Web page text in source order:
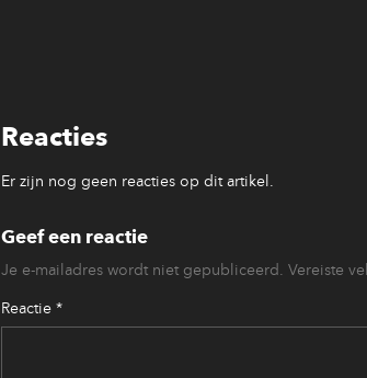
Reacties
Er zijn nog geen reacties op dit artikel.
Geef een reactie
Je e-mailadres wordt niet gepubliceerd. Vereiste
Reactie *